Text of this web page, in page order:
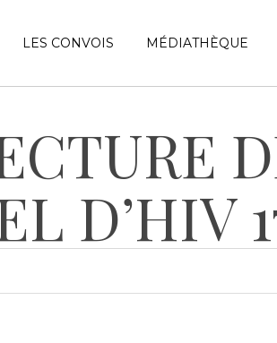
avancée
LES CONVOIS MÉDIATHÈQUE
D’HIV